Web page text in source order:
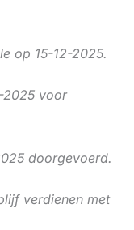
op 15-12-2025.
2025 voor
doorgevoerd.
verdienen met